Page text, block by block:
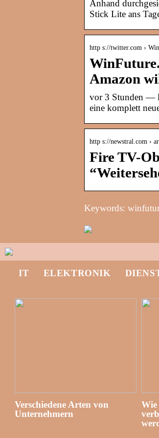
Anhand
Stick Lite ans
http s://twitter.com ›
Amazon
vor 3 Stunden —
eine komplett
http s://newstral.com ›
Fire TV-
Keywords:
IT ELEKTRONIK
Verschiedene Arten von
Unternehmern
Wie